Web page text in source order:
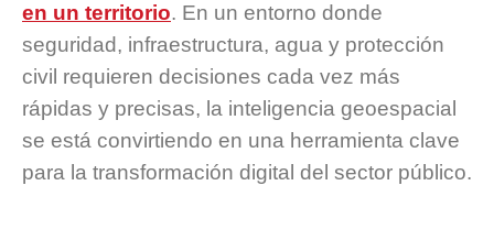
en un territorio. En un entorno donde
seguridad, infraestructura, agua y protección
civil requieren decisiones cada vez más
rápidas y precisas, la inteligencia geoespacial
se está convirtiendo en una herramienta clave
para la transformación digital del sector público.